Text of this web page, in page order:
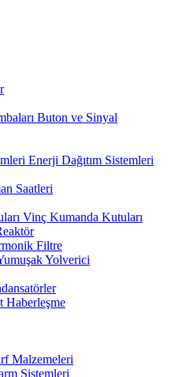
Buton ve Sinyal
Enerji Dağıtım Sistemleri
Saatleri
Vinç Kumanda Kutuları
Filtre
Yolverici
Haberleşme
Malzemeleri
Sistemleri